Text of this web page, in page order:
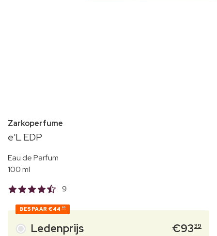
Zarkoperfume
e'L EDP
Eau de Parfum
100 ml
9
BESPAAR €44 60
Ledenprijs €9339